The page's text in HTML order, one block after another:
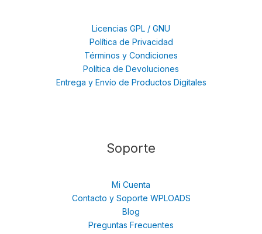
Licencias GPL / GNU
Política de Privacidad
Términos y Condiciones
Política de Devoluciones
Entrega y Envío de Productos Digitales
Soporte
Mi Cuenta
Contacto y Soporte WPLOADS
Blog
Preguntas Frecuentes